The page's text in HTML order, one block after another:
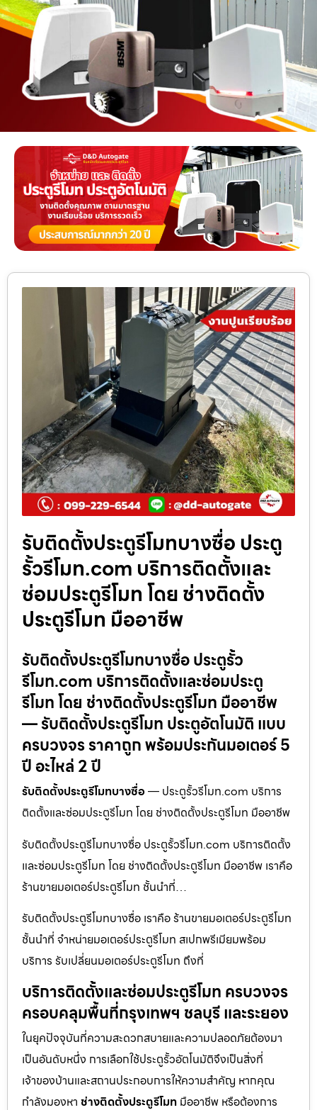
รับติดตั้งประตูรีโมทบางซื่อ ประตู
รั้วรีโมท.com บริการติดตั้งและ
ซ่อมประตูรีโมท โดย ช่างติดตั้ง
ประตูรีโมท มืออาชีพ
รับติดตั้งประตูรีโมทบางซื่อ ประตูรั้ว
รีโมท.com บริการติดตั้งและซ่อมประตู
รีโมท โดย ช่างติดตั้งประตูรีโมท มืออาชีพ
— รับติดตั้งประตูรีโมท ประตูอัตโนมัติ แบบ
ครบวงจร ราคาถูก พร้อมประกันมอเตอร์ 5
ปี อะไหล่ 2 ปี
รับติดตั้งประตูรีโมทบางซื่อ— ประตูรั้วรีโมท.com บริการ
ติดตั้งและซ่อมประตูรีโมท โดย ช่างติดตั้งประตูรีโมท มืออาชีพ
รับติดตั้งประตูรีโมทบางซื่อ ประตูรั้วรีโมท.com บริการติดตั้ง
และซ่อมประตูรีโมท โดย ช่างติดตั้งประตูรีโมท มืออาชีพ เราคือ
ร้านขายมอเตอร์ประตูรีโมท ชั้นนำที่…
รับติดตั้งประตูรีโมทบางซื่อ เราคือ ร้านขายมอเตอร์ประตูรีโมท
ชั้นนำที่ จำหน่ายมอเตอร์ประตูรีโมท สเปกพรีเมียมพร้อม
บริการ รับเปลี่ยนมอเตอร์ประตูรีโมท ถึงที่
บริการติดตั้งและซ่อมประตูรีโมท ครบวงจร
ครอบคลุมพื้นที่กรุงเทพฯ ชลบุรี และระยอง
ในยุคปัจจุบันที่ความสะดวกสบายและความปลอดภัยต้องมา
เป็นอันดับหนึ่ง การเลือกใช้ประตูรั้วอัตโนมัติจึงเป็นสิ่งที่
เจ้าของบ้านและสถานประกอบการให้ความสำคัญ หากคุณ
กำลังมองหา ช่างติดตั้งประตูรีโมท มืออาชีพ หรือต้องการ